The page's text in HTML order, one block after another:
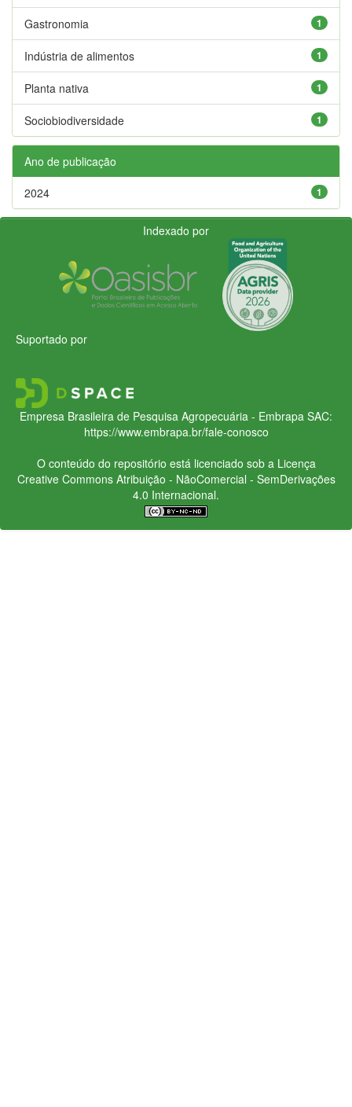
1
Gastronomia
1
Indústria de alimentos
1
Planta nativa
1
Sociobiodiversidade
Ano de publicação
1
2024
Indexado por
Suportado por
Empresa Brasileira de Pesquisa Agropecuária - Embrapa SAC:
https://www.embrapa.br/fale-conosco
O conteúdo do repositório está licenciado sob a Licença
Creative CommonsAtribuição - NãoComercial - SemDerivações
4.0 Internacional.